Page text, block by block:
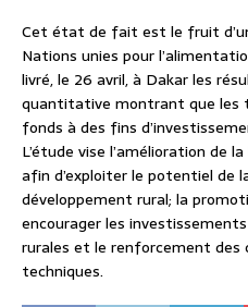
Cet état de fait est le fruit
Nations unies pour
livré, le 26 avril, à Dakar les
quantitative montrant que les
fonds à des fins
L’étude vise l’amélioration de
afin d’exploiter le potentiel de
développement rural; la
encourager les
rurales et le renforcement des
techniques.